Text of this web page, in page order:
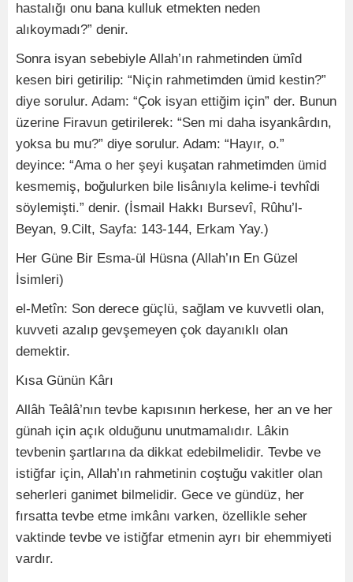
hastalığı onu bana kulluk etmekten neden
alıkoymadı?” denir.
Sonra isyan sebebiyle Allah’ın rahmetinden ümîd
kesen biri getirilip: “Niçin rahmetimden ümid kestin?”
diye sorulur. Adam: “Çok isyan ettiğim için” der. Bunun
üzerine Firavun getirilerek: “Sen mi daha isyankârdın,
yoksa bu mu?” diye sorulur. Adam: “Hayır, o.”
deyince: “Ama o her şeyi kuşatan rahmetimden ümid
kesmemiş, boğulurken bile lisânıyla kelime-i tevhîdi
söylemişti.” denir. (İsmail Hakkı Bursevî, Rûhu’l-
Beyan, 9.Cilt, Sayfa: 143-144, Erkam Yay.)
Her Güne Bir Esma-ül Hüsna (Allah’ın En Güzel
İsimleri)
el-Metîn: Son derece güçlü, sağlam ve kuvvetli olan,
kuvveti azalıp gevşemeyen çok dayanıklı olan
demektir.
Kısa Günün Kârı
Allâh Teâlâ’nın tevbe kapısının herkese, her an ve her
günah için açık olduğunu unutmamalıdır. Lâkin
tevbenin şartlarına da dikkat edebilmelidir. Tevbe ve
istiğfar için, Allah’ın rahmetinin coştuğu vakitler olan
seherleri ganimet bilmelidir. Gece ve gündüz, her
fırsatta tevbe etme imkânı varken, özellikle seher
vaktinde tevbe ve istiğfar etmenin ayrı bir ehemmiyeti
vardır.